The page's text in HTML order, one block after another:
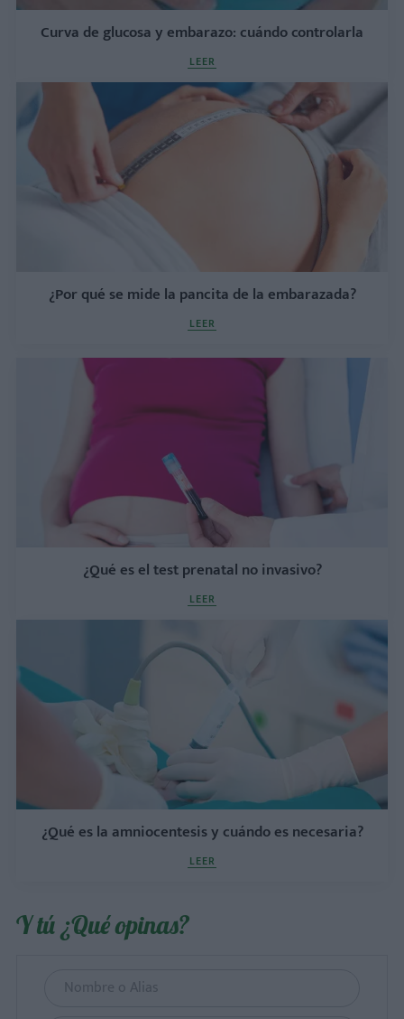
Curva de glucosa y embarazo: cuándo controlarla
LEER
¿Por qué se mide la pancita de la embarazada?
LEER
¿Qué es el test prenatal no invasivo?
LEER
¿Qué es la amniocentesis y cuándo es necesaria?
LEER
Y tú ¿Qué opinas?